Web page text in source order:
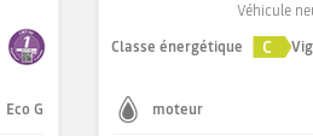
Eco G
Véhicule
Classe énergétique
C
moteur